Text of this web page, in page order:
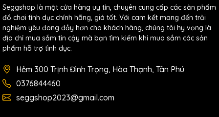
Seggshop là một cửa hàng uy tín, chuyên cung cấp các sản phẩm
đồ chơi tình dục chính hãng, giá tốt. Với cam kết mang đến trải
nghiệm yêu đong đầy hơn cho khách hàng, chúng tôi hy vọng là
địa chỉ mua sắm tin cậy mà bạn tìm kiếm khi mua sắm các sản
phẩm hỗ trợ tình dục.
Hẻm 300 Trịnh Đình Trọng, Hòa Thạnh, Tân Phú
0376844460
seggshop2023@gmail.com